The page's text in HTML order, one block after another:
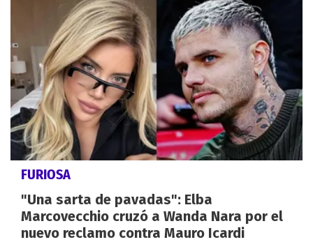
FURIOSA
"Una sarta de pavadas": Elba
Marcovecchio cruzó a Wanda Nara por el
nuevo reclamo contra Mauro Icardi